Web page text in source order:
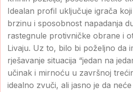
Idealan profil uključuje igrača
brzinu i sposobnost napadanja
rastegnule protivničke obrane i
Livaju. Uz to, bilo bi poželjno da
rješavanje situacija “jedan na
učinak i mirnoću u završnoj
idealno zvuči, ali jasno je da